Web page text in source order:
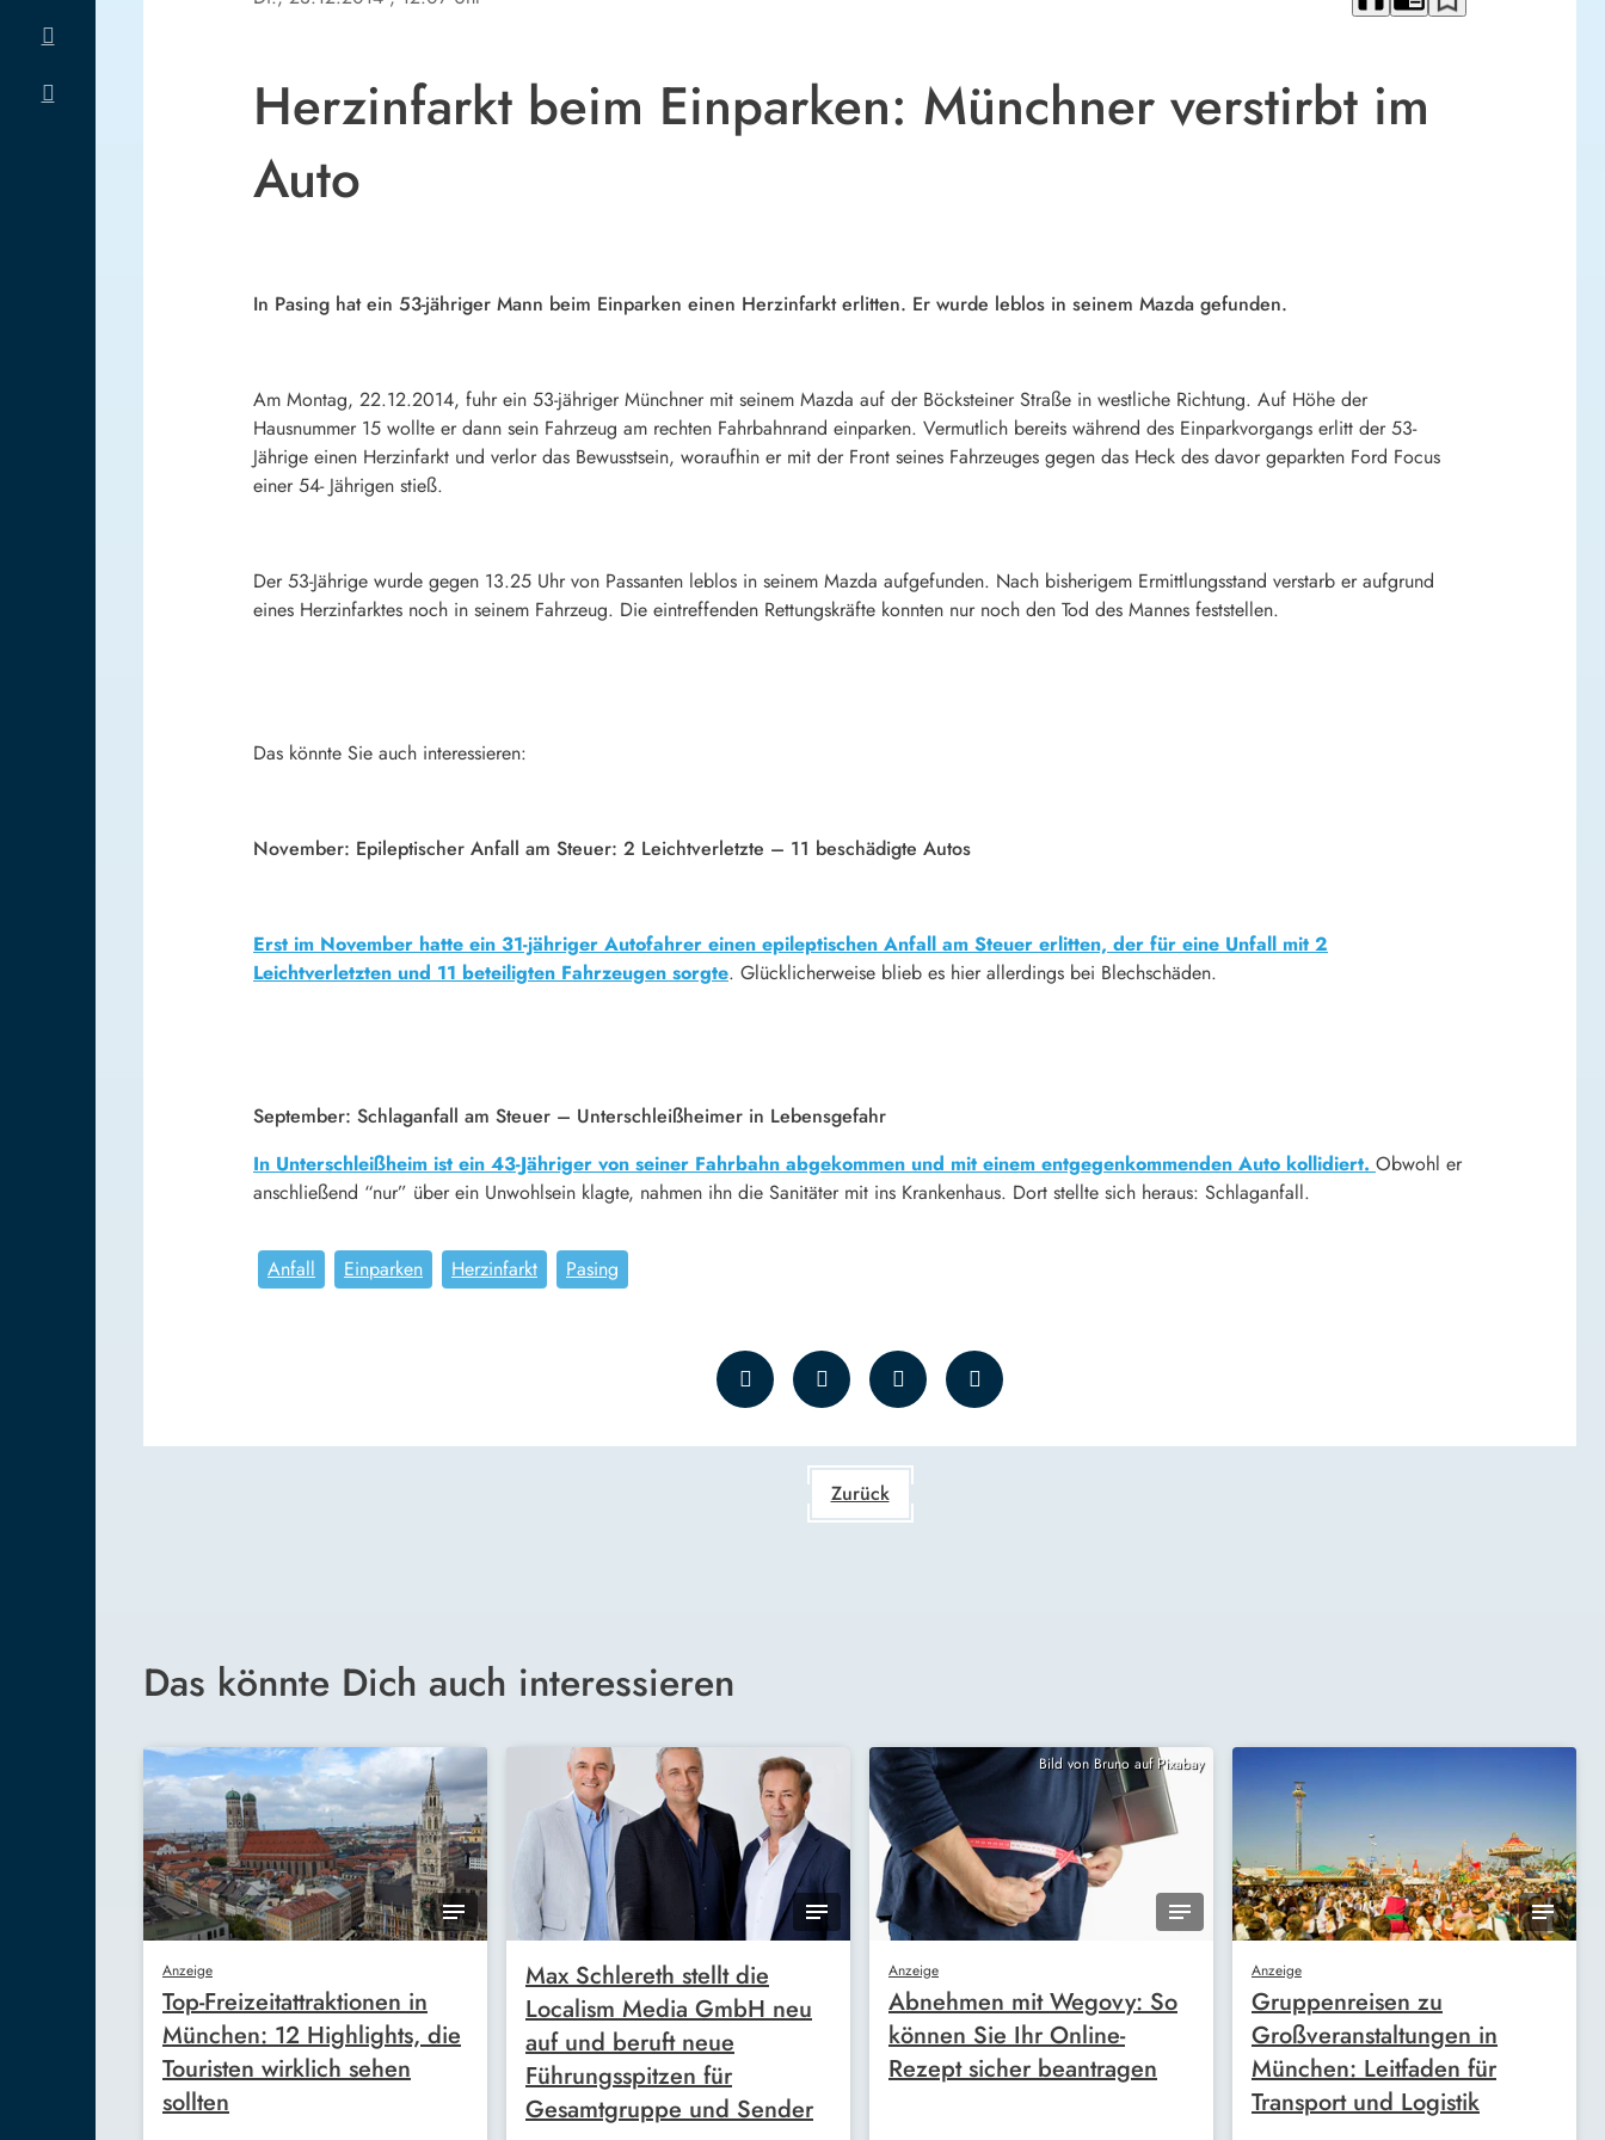
Herzinfarkt beim Einparken: Münchner verstirbt im
Auto
In Pasing hat ein 53-jähriger Mann beim Einparken einen Herzinfarkt erlitten. Er wurde leblos in seinem Mazda gefunden.
Am Montag, 22.12.2014, fuhr ein 53-jähriger Münchner mit seinem Mazda auf der Böcksteiner Straße in westliche Richtung. Auf Höhe der
Hausnummer 15 wollte er dann sein Fahrzeug am rechten Fahrbahnrand einparken. Vermutlich bereits während des Einparkvorgangs erlitt der 53-
Jährige einen Herzinfarkt und verlor das Bewusstsein, woraufhin er mit der Front seines Fahrzeuges gegen das Heck des davor geparkten Ford Focus
einer 54- Jährigen stieß.
Der 53-Jährige wurde gegen 13.25 Uhr von Passanten leblos in seinem Mazda aufgefunden. Nach bisherigem Ermittlungsstand verstarb er aufgrund
eines Herzinfarktes noch in seinem Fahrzeug. Die eintreffenden Rettungskräfte konnten nur noch den Tod des Mannes feststellen.
Das könnte Sie auch interessieren:
November: Epileptischer Anfall am Steuer: 2 Leichtverletzte – 11 beschädigte Autos
Erst im November hatte ein 31-jähriger Autofahrer einen epileptischen Anfall am Steuer erlitten, der für eine Unfall mit 2
Leichtverletzten und 11 beteiligten Fahrzeugen sorgte. Glücklicherweise blieb es hier allerdings bei Blechschäden.
September: Schlaganfall am Steuer – Unterschleißheimer in Lebensgefahr
In Unterschleißheim ist ein 43-Jähriger von seiner Fahrbahn abgekommen und mit einem entgegenkommenden Auto kollidiert. Obwohl er
anschließend “nur” über ein Unwohlsein klagte, nahmen ihn die Sanitäter mit ins Krankenhaus. Dort stellte sich heraus: Schlaganfall.
Anfall Einparken Herzinfarkt Pasing
Zurück
Das könnte Dich auch interessieren
Anzeige
Top-Freizeitattraktionen in
München: 12 Highlights, die
Touristen wirklich sehen
sollten
Max Schlereth stellt die
Localism Media GmbH neu
auf und beruft neue
Führungsspitzen für
Gesamtgruppe und Sender
Bild von Bruno auf Pixabay
Anzeige
Abnehmen mit Wegovy: So
können Sie Ihr Online-
Rezept sicher beantragen
Anzeige
Gruppenreisen zu
Großveranstaltungen in
München: Leitfaden für
Transport und Logistik